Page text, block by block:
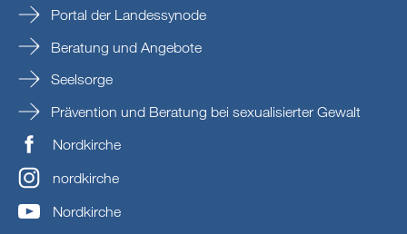
Portal der Landessynode
Beratung und Angebote
Seelsorge
Prävention und Beratung bei sexualisierter Gewalt
Nordkirche
nordkirche
Nordkirche